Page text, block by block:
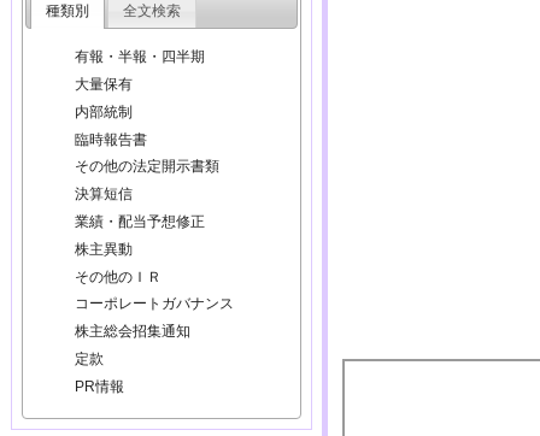
種類別 全文検索
有報・半報・四半期
大量保有
内部統制
臨時報告書
その他の法定開示書類
決算短信
業績・配当予想修正
株主異動
その他のＩＲ
コーポレートガバナンス
株主総会招集通知
定款
PR情報